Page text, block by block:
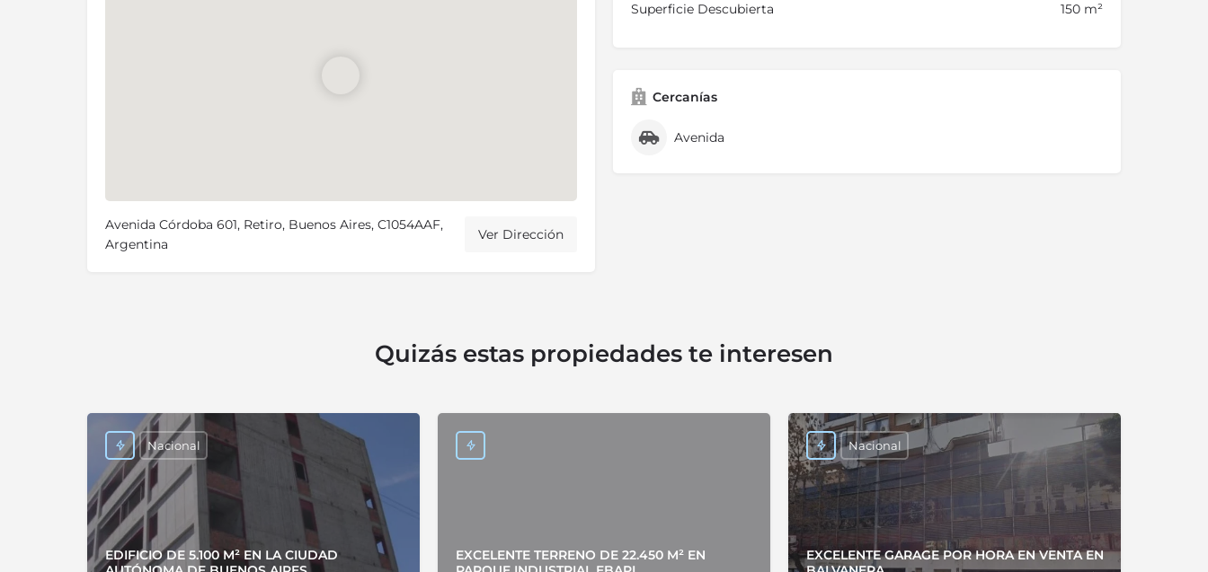
Avenida Córdoba 601, Retiro, Buenos Aires, C1054AAF,
Argentina
Ver Dirección
Superficie Descubierta 150 m²
Cercanías
Avenida
Quizás estas propiedades te interesen
EDIFICIO DE 5.100 M² EN LA CIUDAD
Nacional
EXCELENTE TERRENO DE 22.450 M² EN
EXCELENTE GARAGE POR HORA EN VENTA EN
Nacional